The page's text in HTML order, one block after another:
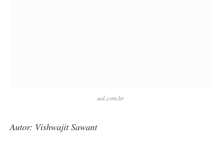
uol.com.br
Autor: Vishwajit Sawant